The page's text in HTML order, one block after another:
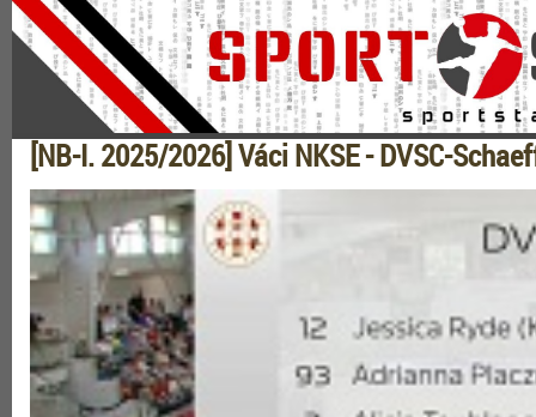
[NB-I. 2025/2026] Váci NKSE - DVSC-